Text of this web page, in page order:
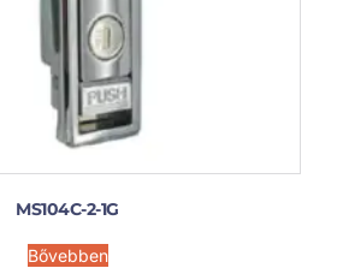
MS104C-2-1G
Bővebben